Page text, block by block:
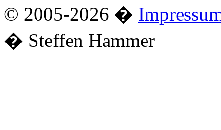
© 2005-2026 �
� Steffen Hammer